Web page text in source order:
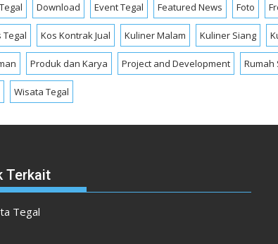
Download Event Tegal Featured News Foto
Tegal Kos Kontrak Jual Kuliner Malam Kuliner Siang
Produk dan Karya Project and Development Rumah
Wisata Tegal
Terkait
Tegal